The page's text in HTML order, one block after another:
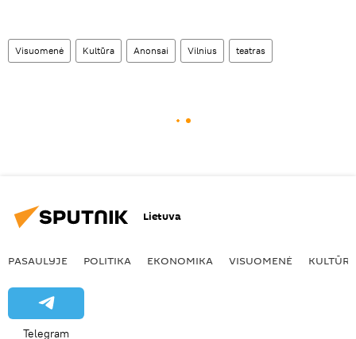
Visuomenė Kultūra Anonsai Vilnius teatras
Lietuva
PASAULYJE POLITIKA EKONOMIKA VISUOMENĖ KULTŪRA
Telegram